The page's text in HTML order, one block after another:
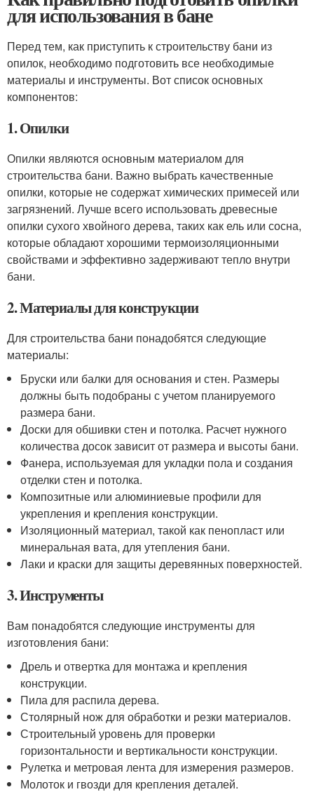
для использования в бане
Перед тем, как приступить к строительству бани из
опилок, необходимо подготовить все необходимые
материалы и инструменты. Вот список основных
компонентов:
1. Опилки
Опилки являются основным материалом для
строительства бани. Важно выбрать качественные
опилки, которые не содержат химических примесей или
загрязнений. Лучше всего использовать древесные
опилки сухого хвойного дерева, таких как ель или сосна,
которые обладают хорошими термоизоляционными
свойствами и эффективно задерживают тепло внутри
бани.
2. Материалы для конструкции
Для строительства бани понадобятся следующие
материалы:
Бруски или балки для основания и стен. Размеры
должны быть подобраны с учетом планируемого
размера бани.
Доски для обшивки стен и потолка. Расчет нужного
количества досок зависит от размера и высоты бани.
Фанера, используемая для укладки пола и создания
отделки стен и потолка.
Композитные или алюминиевые профили для
укрепления и крепления конструкции.
Изоляционный материал, такой как пенопласт или
минеральная вата, для утепления бани.
Лаки и краски для защиты деревянных поверхностей.
3. Инструменты
Вам понадобятся следующие инструменты для
изготовления бани:
Дрель и отвертка для монтажа и крепления
конструкции.
Пила для распила дерева.
Столярный нож для обработки и резки материалов.
Строительный уровень для проверки
горизонтальности и вертикальности конструкции.
Рулетка и метровая лента для измерения размеров.
Молоток и гвозди для крепления деталей.